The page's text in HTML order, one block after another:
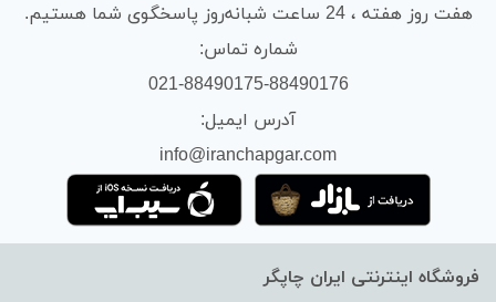
هفت روز هفته ، 24 ساعت شبانه‌روز پاسخگوی شما هستیم.
شماره تماس:
021-88490175-88490176
آدرس ایمیل:
info@iranchapgar.com
فروشگاه اینترنتی ایران چاپگر